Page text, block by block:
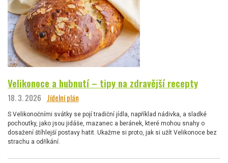
Velikonoce a hubnutí – tipy na zdravější recepty
18. 3. 2026 Jídelní plán
S Velikonočními svátky se pojí tradiční jídla, například nádivka, a sladké
pochoutky, jako jsou jidáše, mazanec a beránek, které mohou snahy o
dosažení štíhlejší postavy hatit. Ukažme si proto, jak si užít Velikonoce bez
strachu a odříkání.